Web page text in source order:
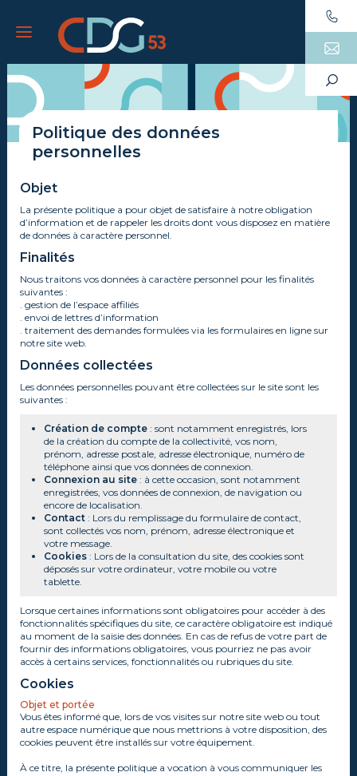
Politique des données
personnelles
Objet
La présente politique a pour objet de satisfaire à notre obligation
d’information et de rappeler les droits dont vous disposez en matière
de données à caractère personnel.
Finalités
Nous traitons vos données à caractère personnel pour les finalités
suivantes :
. gestion de l’espace affiliés
. envoi de lettres d’information
. traitement des demandes formulées via les formulaires en ligne sur
notre site web.
Données collectées
Les données personnelles pouvant être collectées sur le site sont les
suivantes :
Création de compte: sont notamment enregistrés, lors
de la création du compte de la collectivité, vos nom,
prénom, adresse postale, adresse électronique, numéro de
téléphone ainsi que vos données de connexion.
Connexion au site: à cette occasion, sont notamment
enregistrées, vos données de connexion, de navigation ou
encore de localisation.
Contact: Lors du remplissage du formulaire de contact,
sont collectés vos nom, prénom, adresse électronique et
votre message.
Cookies: Lors de la consultation du site, des cookies sont
déposés sur votre ordinateur, votre mobile ou votre
tablette.
Lorsque certaines informations sont obligatoires pour accéder à des
fonctionnalités spécifiques du site, ce caractère obligatoire est indiqué
au moment de la saisie des données. En cas de refus de votre part de
fournir des informations obligatoires, vous pourriez ne pas avoir
accès à certains services, fonctionnalités ou rubriques du site.
Cookies
Objet et portée
Vous êtes informé que, lors de vos visites sur notre site web ou tout
autre espace numérique que nous mettrions à votre disposition, des
cookies peuvent être installés sur votre équipement.
À ce titre, la présente politique a vocation à vous communiquer les